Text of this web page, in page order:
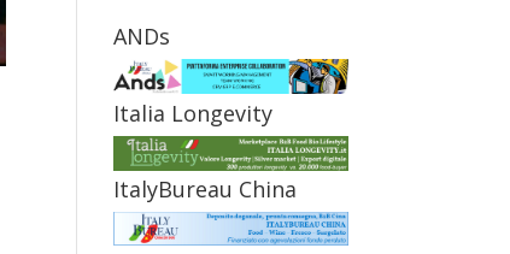
ANDs
Italia Longevity
ItalyBureau China